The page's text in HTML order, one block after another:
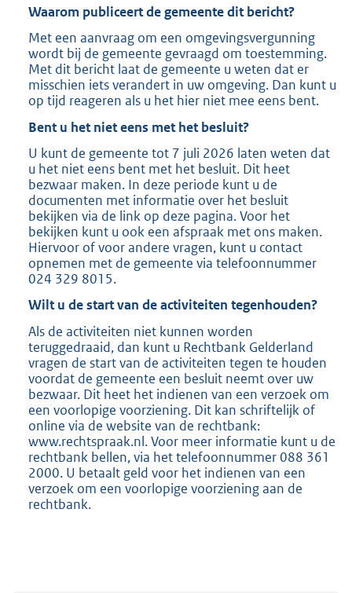
Waarom publiceert de gemeente dit bericht?
Met een aanvraag om een omgevingsvergunning
wordt bij de gemeente gevraagd om toestemming.
Met dit bericht laat de gemeente u weten dat er
misschien iets verandert in uw omgeving. Dan kunt u
op tijd reageren als u het hier niet mee eens bent.
Bent u het niet eens met het besluit?
U kunt de gemeente tot 7 juli 2026 laten weten dat
u het niet eens bent met het besluit. Dit heet
bezwaar maken. In deze periode kunt u de
documenten met informatie over het besluit
bekijken via de link op deze pagina. Voor het
bekijken kunt u ook een afspraak met ons maken.
Hiervoor of voor andere vragen, kunt u contact
opnemen met de gemeente via telefoonnummer
024 329 8015.
Wilt u de start van de activiteiten tegenhouden?
Als de activiteiten niet kunnen worden
teruggedraaid, dan kunt u Rechtbank Gelderland
vragen de start van de activiteiten tegen te houden
voordat de gemeente een besluit neemt over uw
bezwaar. Dit heet het indienen van een verzoek om
een voorlopige voorziening. Dit kan schriftelijk of
online via de website van de rechtbank:
www.rechtspraak.nl. Voor meer informatie kunt u de
rechtbank bellen, via het telefoonnummer 088 361
2000. U betaalt geld voor het indienen van een
verzoek om een voorlopige voorziening aan de
rechtbank.